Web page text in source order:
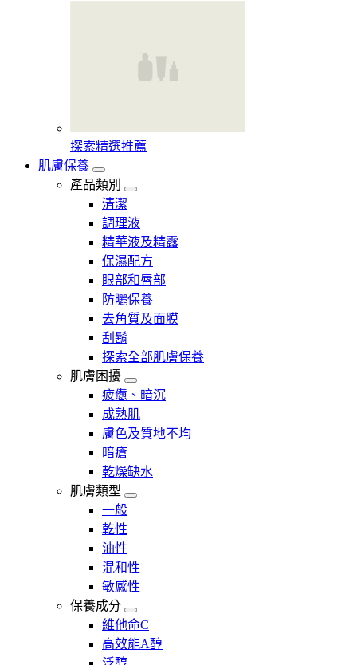
探索精選推薦
肌膚保養
產品類別
清潔
調理液
精華液及精露
保濕配方
眼部和唇部
防曬保養
去角質及面膜
刮鬍
探索全部肌膚保養
肌膚困擾
疲憊、暗沉
成熟肌
膚色及質地不均
暗瘡​
乾燥缺水
肌膚類型
一般
乾性
油性
混和性
敏感性
保養成分
維他命C
高效能A醇